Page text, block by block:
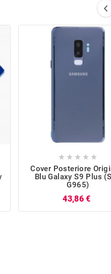
    
Cover Posteriore
Blu Galaxy S9 Plus
G965)
43,86 €